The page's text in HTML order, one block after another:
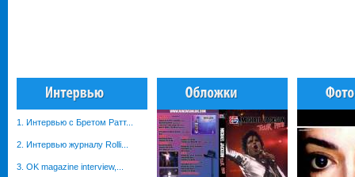
1. Интервью с Бретом Ратт...
2. Интервью журналу Rolli...
3. OK magazine interview,...